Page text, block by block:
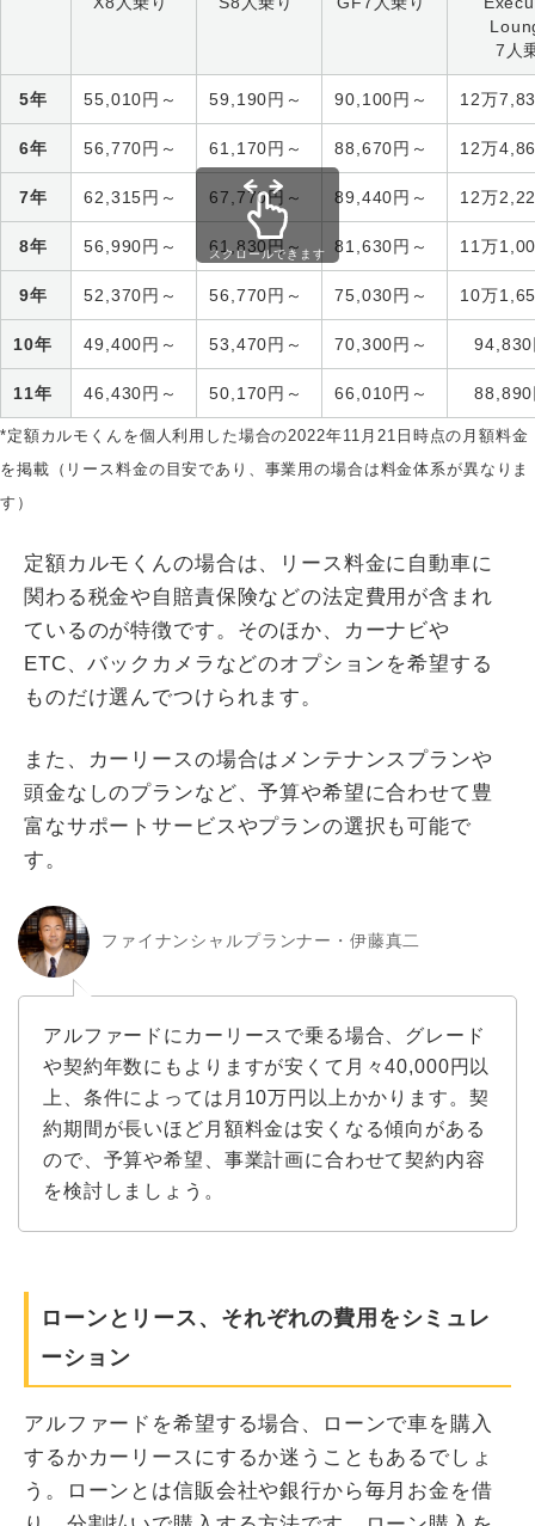
7人
5年 55,010円～ 59,190円～ 90,100円～ 12万
6年 56,770円～ 61,170円～ 88,670円～ 12万
7年 62,315円～ 67,770円～ 89,440円～ 12万
8年 56,990円～ 61,830円～ 81,630円～ 11万
9年 52,370円～ 56,770円～ 75,030円～ 10万
10年 49,400円～ 53,470円～ 70,300円～
11年 46,430円～ 50,170円～ 66,010円～
スクロールできます
​*定額カルモくんを個人利用した場合の2022年11月21日時点の月額料金
を掲載（リース料金の目安であり、事業用の場合は料金体系が異なりま
す）
定額カルモくんの場合は、リース料金に自動車に
関わる税金や自賠責保険などの法定費用が含まれ
ているのが特徴です。そのほか、カーナビや
ETC、バックカメラなどのオプションを希望する
ものだけ選んでつけられます。
また、カーリースの場合はメンテナンスプランや
頭金なしのプランなど、予算や希望に合わせて豊
富なサポートサービスやプランの選択も可能で
す。
ファイナンシャルプランナー・伊藤真二
アルファードにカーリースで乗る場合、グレード
や契約年数にもよりますが安くて月々40,000円以
上、条件によっては月10万円以上かかります。契
約期間が長いほど月額料金は安くなる傾向がある
ので、予算や希望、事業計画に合わせて契約内容
を検討しましょう。
​​​​ローンとリース、それぞれの費用をシミュレ
ーション
アルファードを希望する場合、ローンで車を購入
するかカーリースにするか迷うこともあるでしょ
う。ローンとは信販会社や銀行から毎月お金を借